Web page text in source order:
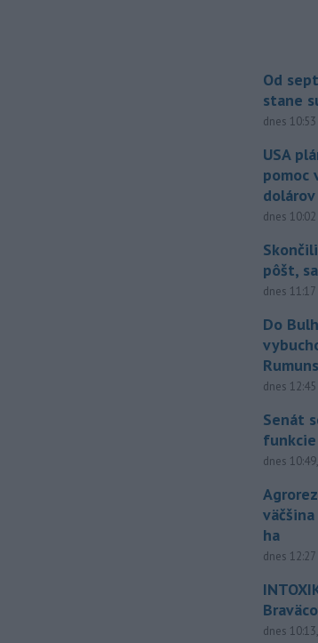
Od
stane
dnes 10:53
USA
pomoc
dolárov
dnes 10:02
pôšt,
dnes 11:17
Do
dnes 12:45
Senát
dnes 10:49,
ha
dnes 12:27
dnes 10:13,